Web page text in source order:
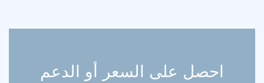
احصل على السعر أو الدعم